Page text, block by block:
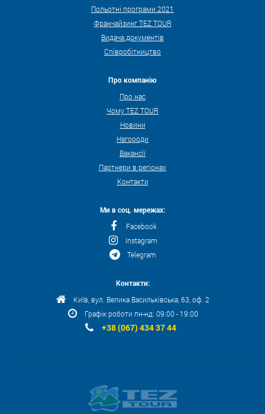
Польотні програми 2021
Франчайзинг TEZ TOUR
Видача документів
Співробітництво
Про компанію
Про нас
Чому TEZ TOUR
Новини
Нагороди
Вакансії
Партнери в регіонах
Контакти
Ми в соц. мережах:
Facebook
Instagram
Telegram
Контакти:
Київ, вул. Велика Васильківська, 63, оф. 2
Графік роботи пн-нд: 09:00 - 19:00
+38 (067) 434 37 44